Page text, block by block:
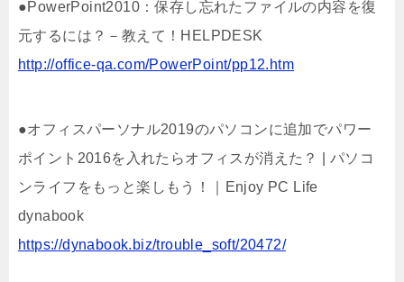
●PowerPoint2010：保存し忘れたファイルの内容を復
元するには？－教えて！HELPDESK
http://office-qa.com/PowerPoint/pp12.htm
●オフィスパーソナル2019のパソコンに追加でパワー
ポイント2016を入れたらオフィスが消えた？ | パソコ
ンライフをもっと楽しもう！｜Enjoy PC Life
dynabook
https://dynabook.biz/trouble_soft/20472/